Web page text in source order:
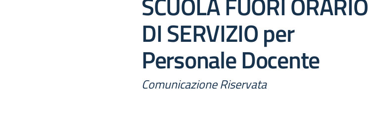
DI SERVIZIO per
Personale Docente
Comunicazione Riservata